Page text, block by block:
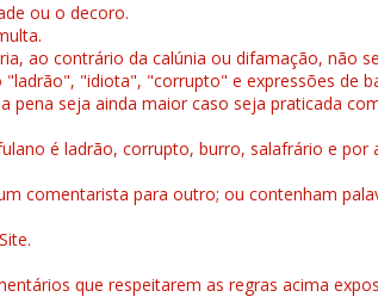
ou o decoro.
ao contrário da calúnia ou difamação, não
"idiota", "corrupto" e expressões de
pena seja ainda maior caso seja praticada
é ladrão, corrupto, burro, salafrário e por
comentarista para outro; ou contenham
que respeitarem as regras acima